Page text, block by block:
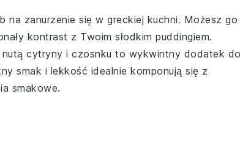
na zanurzenie się w greckiej kuchni. Możesz go
kontrast z Twoim słodkim puddingiem.
nutą cytryny i czosnku to wykwintny dodatek
smak i lekkość idealnie komponują się z
smakowe.